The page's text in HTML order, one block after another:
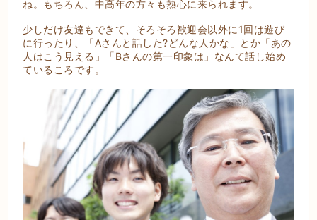
ね。もちろん、中高年の方々も熱心に来られます。
少しだけ友達もできて、そろそろ歓迎会以外に1回は遊び
に行ったり、「Aさんと話した?どんな人かな」とか「あの
人はこう見える」「Bさんの第一印象は」なんて話し始め
ているころです。